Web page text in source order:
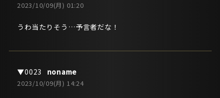
2023/10/09(月) 01:20
うわ当たりそう…予言者だな！
noname
2023/10/09(月) 14:24